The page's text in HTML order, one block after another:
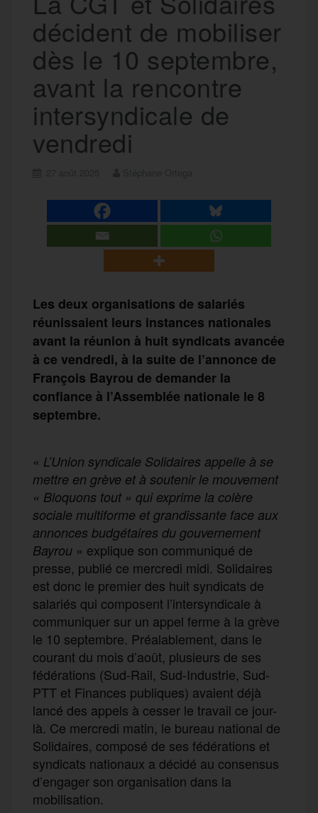
décident de mobiliser
dès le 10 septembre,
avant la rencontre
intersyndicale de
vendredi
Les deux organisations de salariés
réunissaient leurs instances nationales
avant la réunion à huit syndicats avancée
à ce vendredi, à la suite de l’annonce de
François Bayrou de demander la
confiance à l’Assemblée nationale le 8
septembre.
« L’Union syndicale Solidaires appelle à se
mettre en grève et à soutenir le mouvement
« Bloquons tout » qui exprime la colère
sociale multiforme et grandissante face aux
annonces budgétaires du gouvernement
Bayrou » explique son communiqué de
presse, publié ce mercredi midi. Solidaires
est donc le premier des huit syndicats de
salariés qui composent l’intersyndicale à
communiquer sur un appel ferme à la grève
le 10 septembre. Préalablement, dans le
courant du mois d’août, plusieurs de ses
fédérations (Sud-Rail, Sud-Industrie, Sud-
PTT et Finances publiques) avaient déjà
lancé des appels à cesser le travail ce jour-
là. Ce mercredi matin, le bureau national de
Solidaires, composé de ses fédérations et
syndicats nationaux a décidé au consensus
d’engager son organisation dans la
mobilisation.